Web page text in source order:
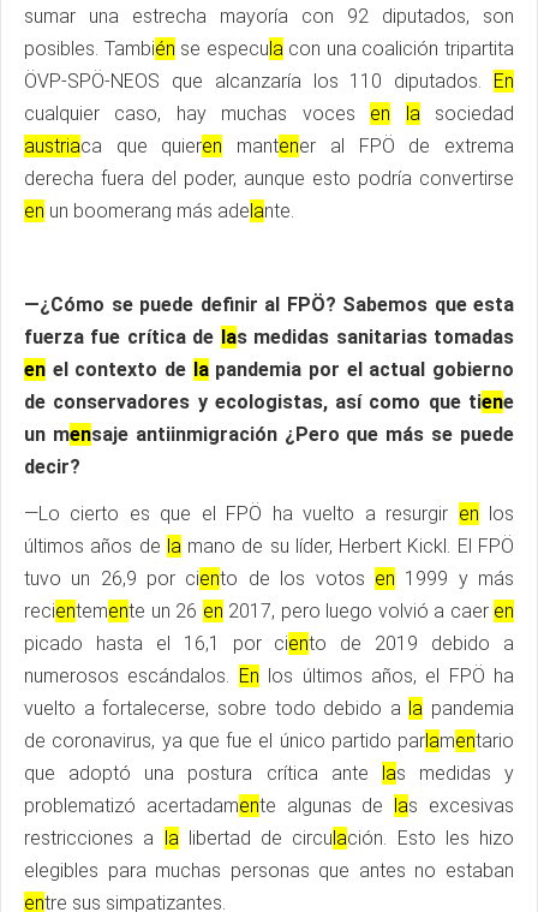
sumar una estrecha mayoría con 92 diputados, son
posibles. También se especulacon una coalición tripartita
ÖVP-SPÖ-NEOS que alcanzaría los 110 diputados. En
cualquier caso, hay muchas voces en lasociedad
austriaca que quieren mantener al FPÖ de extrema
derecha fuera del poder, aunque esto podría convertirse
en un boomerang más adelante.
—¿Cómo se puede definir al FPÖ? Sabemos que esta
fuerza fue crítica de las medidas sanitarias tomadas
en el contexto de lapandemia por el actual gobierno
de conservadores y ecologistas, así como que tiene
un mensaje antiinmigración ¿Pero que más se puede
decir?
—Lo cierto es que el FPÖ ha vuelto a resurgir en los
últimos años de lamano de su líder, Herbert Kickl. El FPÖ
tuvo un 26,9 por ciento de los votos en 1999 y más
recientemente un 26 en 2017, pero luego volvió a caer en
picado hasta el 16,1 por ciento de 2019 debido a
numerosos escándalos. En los últimos años, el FPÖ ha
vuelto a fortalecerse, sobre todo debido a la pandemia
de coronavirus, ya que fue el único partido parlamentario
que adoptó una postura crítica ante las medidas y
problematizó acertadamente algunas de las excesivas
restricciones a lalibertad de circulación. Esto les hizo
elegibles para muchas personas que antes no estaban
entre sus simpatizantes.